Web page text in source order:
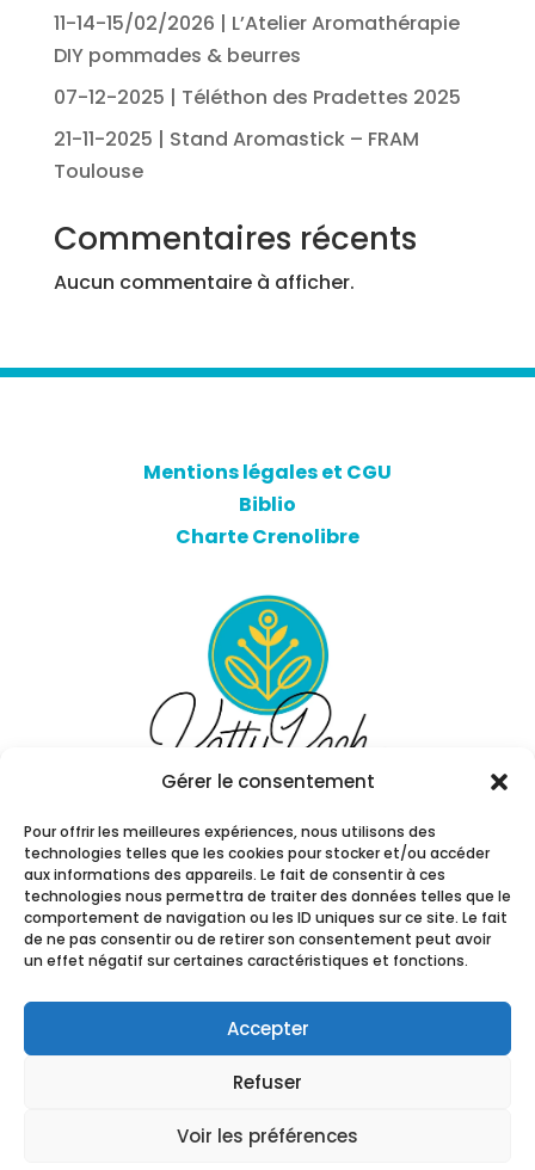
Gérer le consentement
Pour offrir les meilleures expériences, nous utilisons des
technologies telles que les cookies pour stocker et/ou accéder
aux informations des appareils. Le fait de consentir à ces
technologies nous permettra de traiter des données telles que le
comportement de navigation ou les ID uniques sur ce site. Le fait
de ne pas consentir ou de retirer son consentement peut avoir
un effet négatif sur certaines caractéristiques et fonctions.
Accepter
Refuser
Voir les préférences
11-14-15/02/2026 | L’Atelier Aromathérapie
DIY pommades & beurres
07-12-2025 | Téléthon des Pradettes 2025
21-11-2025 | Stand Aromastick – FRAM
Toulouse
Commentaires récents
Aucun commentaire à afficher.
Mentions légales et CGU
Biblio
Charte Crenolibre
réservés. Communication visuelle par
Forma
2025 – Tous droits réservés |